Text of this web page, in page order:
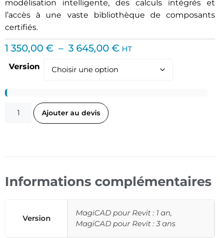
modélisation intelligente, des calculs intégrés et
l’accès à une vaste bibliothèque de composants
certifiés.
1 350,00 € – 3 645,00 € HT
Version
Ajouter au devis
Informations complémentaires
Version
MagiCAD pour Revit : 1 an,
MagiCAD pour Revit : 3 ans